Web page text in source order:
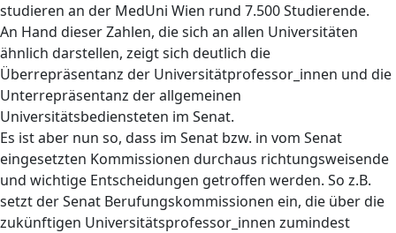
studieren an der MedUni Wien rund 7.500 Studierende.
An Hand dieser Zahlen, die sich an allen Universitäten
ähnlich darstellen, zeigt sich deutlich die
Überrepräsentanz der Universitätprofessor_innen und die
Unterrepräsentanz der allgemeinen
Universitätsbediensteten im Senat.
Es ist aber nun so, dass im Senat bzw. in vom Senat
eingesetzten Kommissionen durchaus richtungsweisende
und wichtige Entscheidungen getroffen werden. So z.B.
setzt der Senat Berufungskommissionen ein, die über die
zukünftigen Universitätsprofessor_innen zumindest